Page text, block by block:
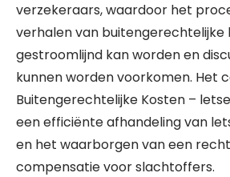
verzekeraars, waardoor het
verhalen van buitengerechtelijke
gestroomlijnd kan worden en
kunnen worden voorkomen. Het
Buitengerechtelijke Kosten –
een efficiënte afhandeling van
en het waarborgen van een
compensatie voor slachtoffers.